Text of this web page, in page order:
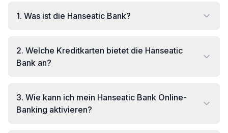
1. Was ist die Hanseatic Bank?
2. Welche Kreditkarten bietet die Hanseatic
Bank an?
3. Wie kann ich mein Hanseatic Bank Online-
Banking aktivieren?